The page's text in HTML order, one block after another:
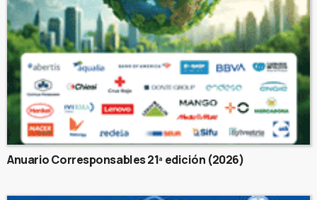
Anuario Corresponsables 21ª edición (2026)